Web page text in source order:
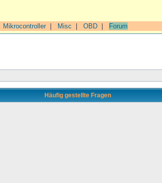
Mikrocontroller| Misc OBD Forum
Häufig gestellte Fragen